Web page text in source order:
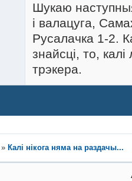
Шукаю
і валацуга,
Русалачка 1-2.
знайсці, то,
трэкера.
» Калі нікога няма на раздачы...